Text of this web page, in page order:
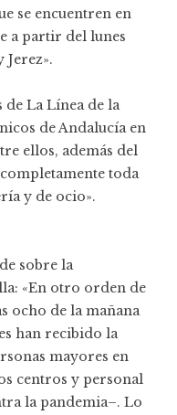
se encuentren en
a partir del lunes
Jerez».
La Línea de la
de Andalucía en
ellos, además del
toda
y de ocio».
sobre la
«En otro orden de
ocho de la mañana
han recibido la
mayores en
centros y personal
la pandemia–. Lo